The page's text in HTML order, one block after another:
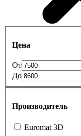
Цена
От
До
Производитель
Euromat 3D